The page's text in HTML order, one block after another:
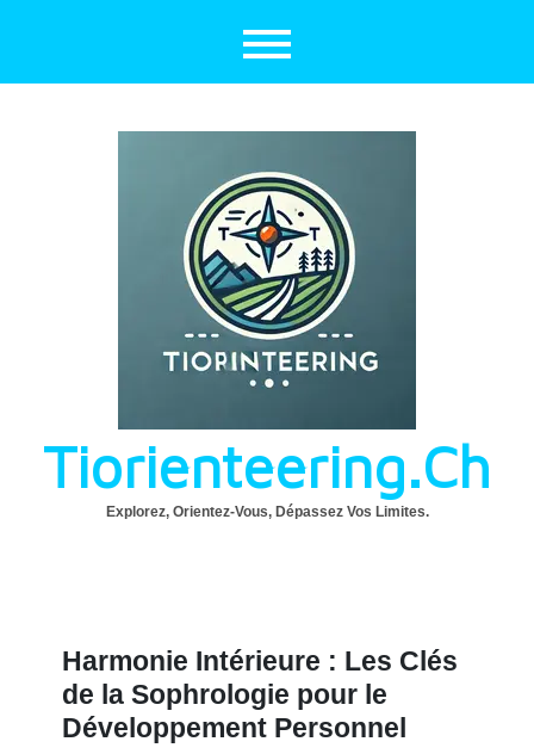
Tiorienteering.ch
Explorez, Orientez-Vous, Dépassez Vos Limites.
Harmonie Intérieure : Les Clés
de la Sophrologie pour le
Développement Personnel